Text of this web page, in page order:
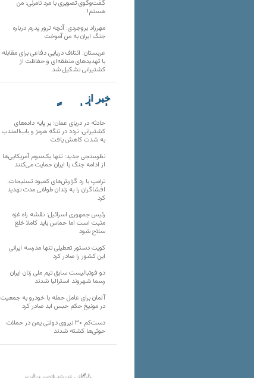
گفت‌و‌گوی تصویری با مرد نامرئی: من
هستم!
مهرزاد بروجردی: آنچه ترور پدرم درباره
جنگ ایران به من آموخت
عربستان: ائتلاف دریایی دفاعی برای مقابله
با تهدیدهای منطقه‌ای و حفاظت از
کشتیرانی تشکیل شد
خبر از
تارنماهای دیگر
حادثه در دریای عمان؛ بر پایه داده‌های
کشتیرانی، تردد در تنگه هرمز و باب‌المندب
به شدت کاهش یافت
نظرسنجی جدید: تنها یک‌سوم آمریکایی‌ها
از ادامه جنگ با ایران حمایت می‌کنند
ترامپ با رد گزارش‌های کمبود تسلیحات،
افشاگران را به زندان طولانی مدت تهدید
کرد
رئیس‌ جمهوری اسرائیل: نقشه راه غزه
مثبت است اما حماس باید کاملا خلع
سلاح شود
کویت دستور تعطیلی تنها مدرسه ایرانی
این کشور را صادر کرد
دو فوتبالیست سابق تیم ملی زنان ایران
رسما شهروند استرالیا شدند
آلمان برای عامل حمله با خودرو به جمعیت
در مونیخ حکم حبس ابد صادر کرد
دست‌کم ۳۰ نیروی دولتی یمن در حملات
حوثی‌ها کشته شدند
بایگانی نسخه قدیم سایت